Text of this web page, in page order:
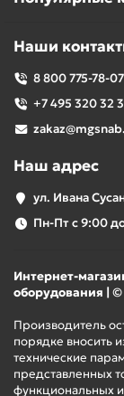
Наши
8 800 775-78-07
+7 495 320 32
Наш адрес
ул. Ивана
Пн-Пт с 9:00
Интернет-
оборудования |
Производитель
порядке вносить
технические
представленных
функциональных